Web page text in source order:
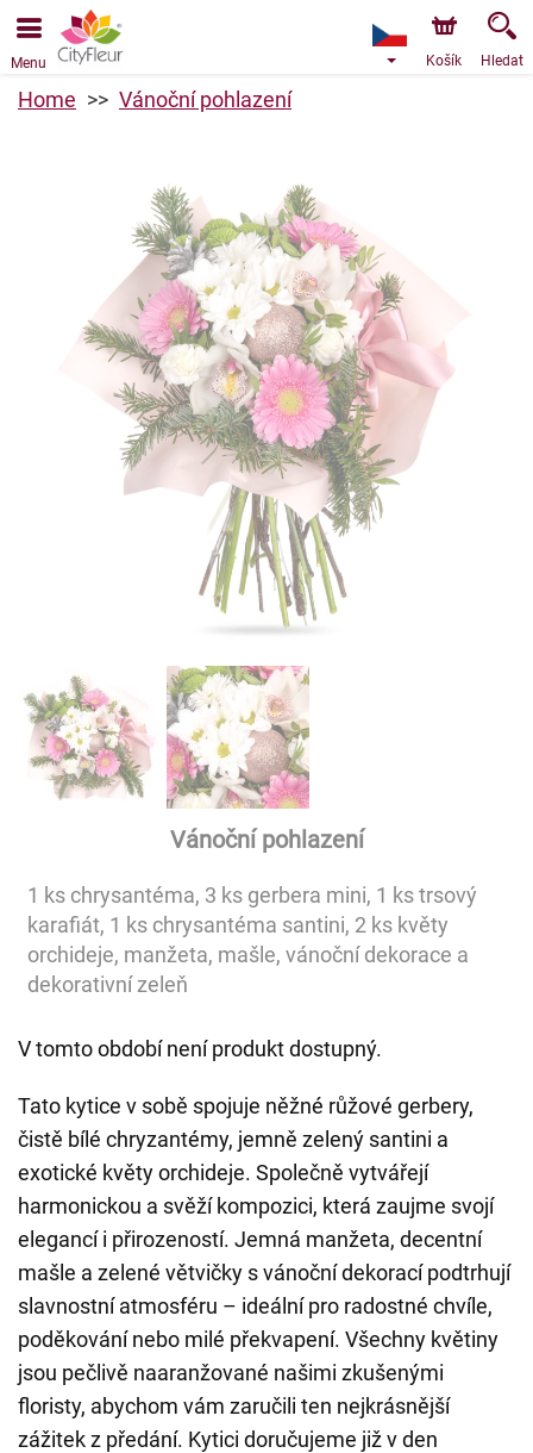
Objednávky přes e-shop přijímáme. Nejbližší možné
doručení je od 7.8.2026 z důvodu dovolené.
Menu Košík Hledat
Home Vánoční pohlazení
Vánoční pohlazení
1 ks chrysantéma, 3 ks gerbera mini, 1 ks trsový
karafiát, 1 ks chrysantéma santini, 2 ks květy
orchideje, manžeta, mašle, vánoční dekorace a
dekorativní zeleň
V tomto období není produkt dostupný.
Tato kytice v sobě spojuje něžné růžové gerbery,
čistě bílé chryzantémy, jemně zelený santini a
exotické květy orchideje. Společně vytvářejí
harmonickou a svěží kompozici, která zaujme svojí
elegancí i přirozeností. Jemná manžeta, decentní
mašle a zelené větvičky s vánoční dekorací podtrhují
slavnostní atmosféru – ideální pro radostné chvíle,
poděkování nebo milé překvapení. Všechny květiny
jsou pečlivě naaranžované našimi zkušenými
floristy, abychom vám zaručili ten nejkrásnější
zážitek z předání. Kytici doručujeme již v den